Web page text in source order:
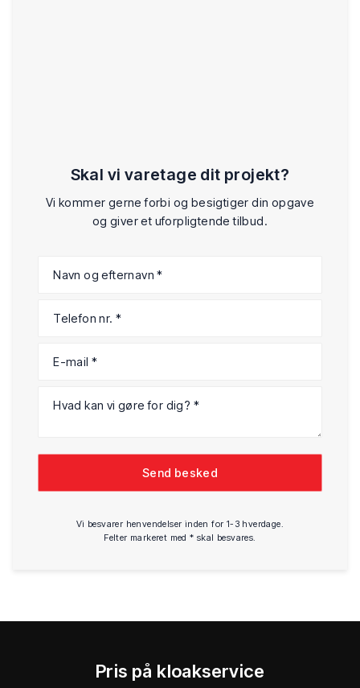
Skal vi varetage dit projekt?
Vi kommer gerne forbi og besigtiger din opgave
og giver et uforpligtende tilbud.
Vi besvarer henvendelser inden for 1-3 hverdage.
Felter markeret med * skal besvares.
Pris på kloakservice